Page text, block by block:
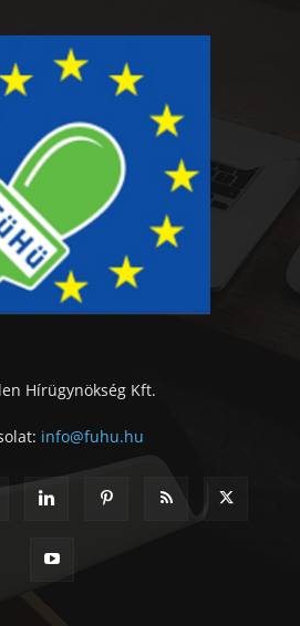
Hírügynökség Kft.
info@fuhu.hu